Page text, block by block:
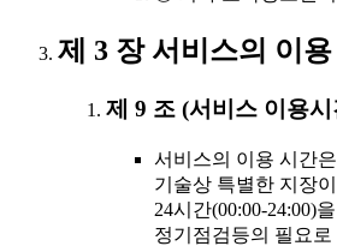
제 3 장 서비스의 이용
제 9 조 (서비스 이용시
서비스의 이용 시간
기술상 특별한 지장
24시간(00:00-24:00)
정기점검등의 필요